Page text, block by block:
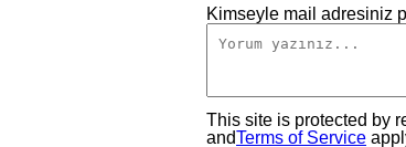
Kimseyle mail adresiniz
This site is protected by
andTerms of Service